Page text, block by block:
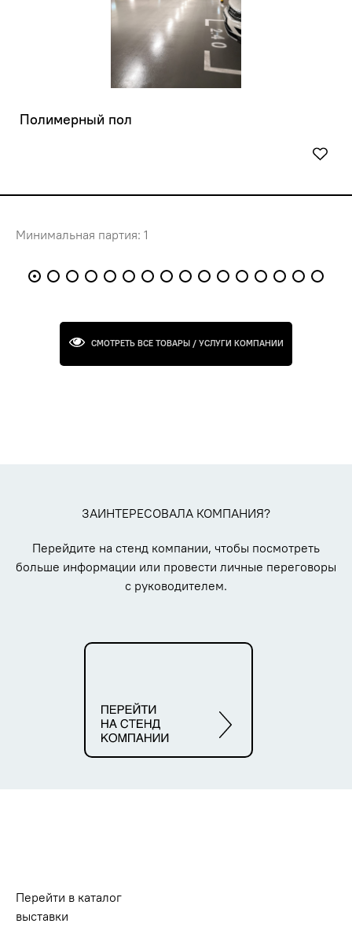
Полимерный пол
Минимальная партия: 1
СМОТРЕТЬ ВСЕ ТОВАРЫ / УСЛУГИ КОМПАНИИ
ЗАИНТЕРЕСОВАЛА КОМПАНИЯ?
Перейдите на стенд компании, чтобы посмотреть
больше информации или провести личные переговоры
с руководителем.
Перейти в каталог
выставки